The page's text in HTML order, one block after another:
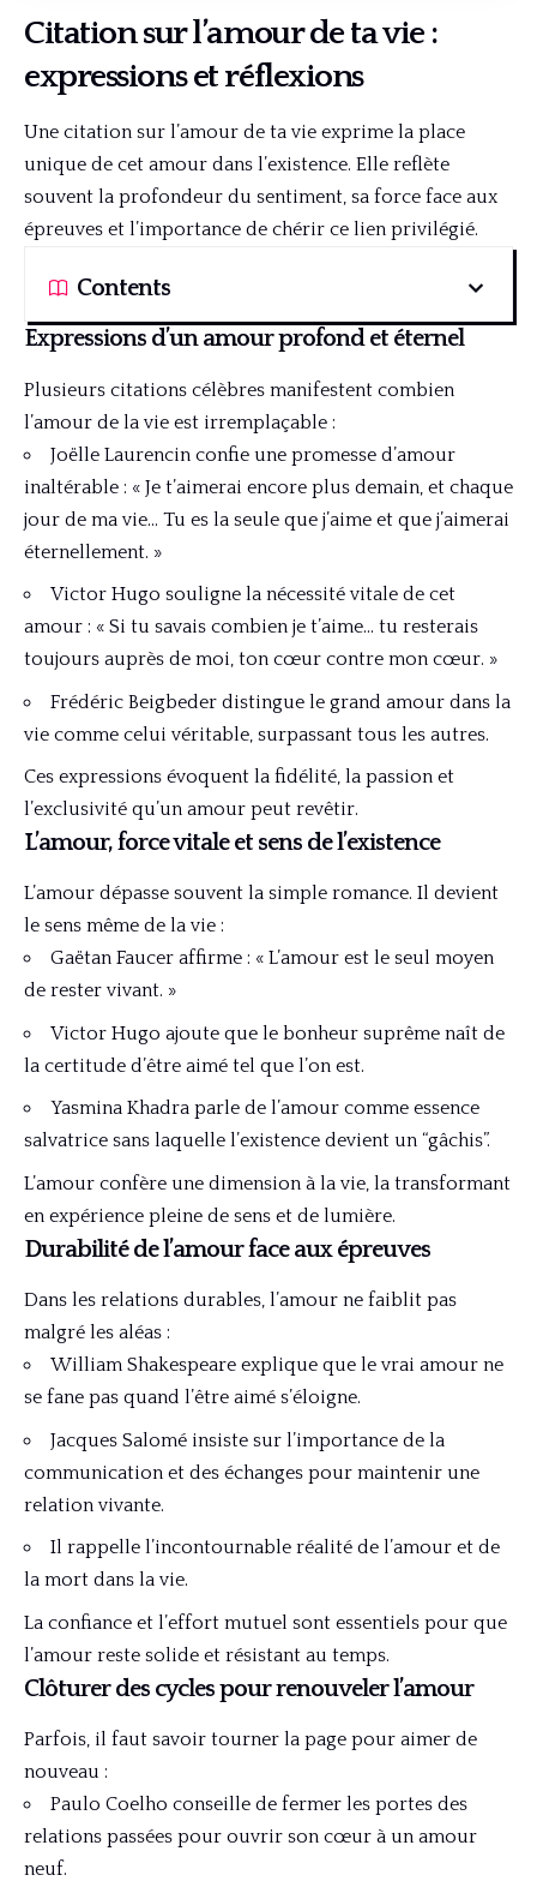
Citation sur l’amour de ta vie :
expressions et réflexions
Une citation sur l’amour de ta vie exprime la place
unique de cet amour dans l’existence. Elle reflète
souvent la profondeur du sentiment, sa force face aux
épreuves et l’importance de chérir ce lien privilégié.
Contents
Expressions d’un amour profond et éternel
Plusieurs citations célèbres manifestent combien
l’amour de la vie est irremplaçable :
Joëlle Laurencin confie une promesse d’amour
inaltérable : « Je t’aimerai encore plus demain, et chaque
jour de ma vie… Tu es la seule que j’aime et que j’aimerai
éternellement. »
Victor Hugo souligne la nécessité vitale de cet
amour : « Si tu savais combien je t’aime… tu resterais
toujours auprès de moi, ton cœur contre mon cœur. »
Frédéric Beigbeder distingue le grand amour dans la
vie comme celui véritable, surpassant tous les autres.
Ces expressions évoquent la fidélité, la passion et
l’exclusivité qu’un amour peut revêtir.
L’amour, force vitale et sens de l’existence
L’amour dépasse souvent la simple romance. Il devient
le sens même de la vie :
Gaëtan Faucer affirme : « L’amour est le seul moyen
de rester vivant. »
Victor Hugo ajoute que le bonheur suprême naît de
la certitude d’être aimé tel que l’on est.
Yasmina Khadra parle de l’amour comme essence
salvatrice sans laquelle l’existence devient un “gâchis”.
L’amour confère une dimension à la vie, la transformant
en expérience pleine de sens et de lumière.
Durabilité de l’amour face aux épreuves
Dans les relations durables, l’amour ne faiblit pas
malgré les aléas :
William Shakespeare explique que le vrai amour ne
se fane pas quand l’être aimé s’éloigne.
Jacques Salomé insiste sur l’importance de la
communication et des échanges pour maintenir une
relation vivante.
Il rappelle l’incontournable réalité de l’amour et de
la mort dans la vie.
La confiance et l’effort mutuel sont essentiels pour que
l’amour reste solide et résistant au temps.
Clôturer des cycles pour renouveler l’amour
Parfois, il faut savoir tourner la page pour aimer de
nouveau :
Paulo Coelho conseille de fermer les portes des
relations passées pour ouvrir son cœur à un amour
neuf.